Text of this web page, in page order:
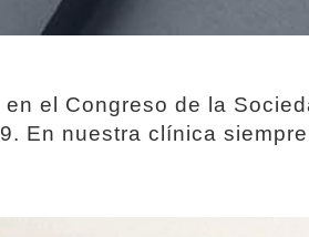
en el Congreso de la
En nuestra clínica